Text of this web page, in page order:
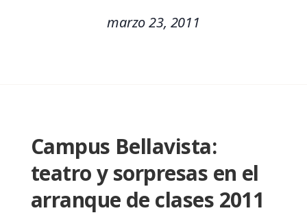
marzo 23, 2011
Campus Bellavista:
teatro y sorpresas en el
arranque de clases 2011